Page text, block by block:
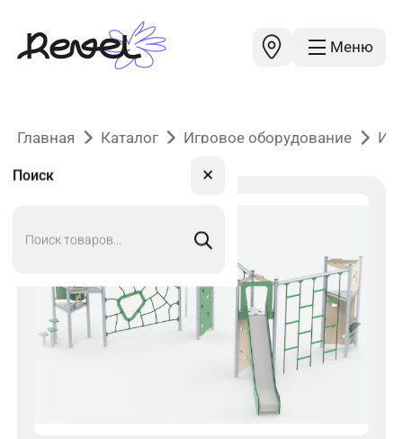
Меню
Поиск ✕
Главная Каталог Игровое оборудование